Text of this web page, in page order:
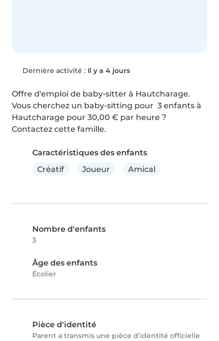
Dernière activité : Il y a 4 jours
Offre d'emploi de baby-sitter à Hautcharage.
Vous cherchez un baby-sitting pour  3 enfants à
Hautcharage pour 30,00 € par heure ?
Contactez cette famille.
Caractéristiques des enfants
Créatif
Joueur Amical
Nombre d'enfants
3
Âge des enfants
Écolier
Pièce d'identité
Parent a transmis une pièce d'identité officielle